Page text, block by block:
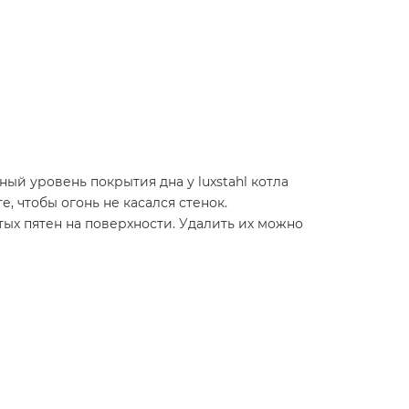
уровень покрытия дна у luxstahl котла
огонь не касался стенок.
пятен на поверхности. Удалить их можно